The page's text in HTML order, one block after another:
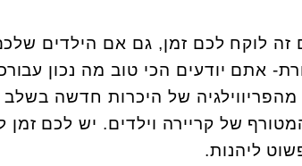
זה לוקח לכם זמן, גם אם הילדים
אתם יודעים הכי טוב מה נכון
מהפריווילגיה של היכרות חדשה בשלב
של קריירה וילדים. יש לכם זמן
ליהנות.